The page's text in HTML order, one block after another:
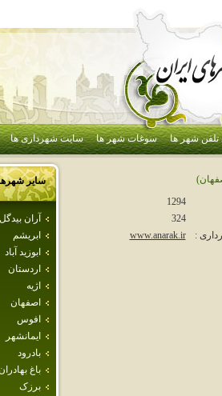
تلفن شهر ها سوغات شهر ها سایت شهرداری ها
سایر
آران بيدگل
ابريشم
ابوزيد آباد
اردستان
اژيه
اصفهان
افوس
ايمانشهر
بادرود
باغ
برزک
1294
324
:
www.anarak.ir